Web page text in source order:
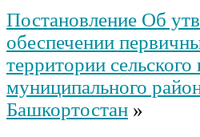
Постановление Об
обеспечении
территории
муниципального
Башкортостан »